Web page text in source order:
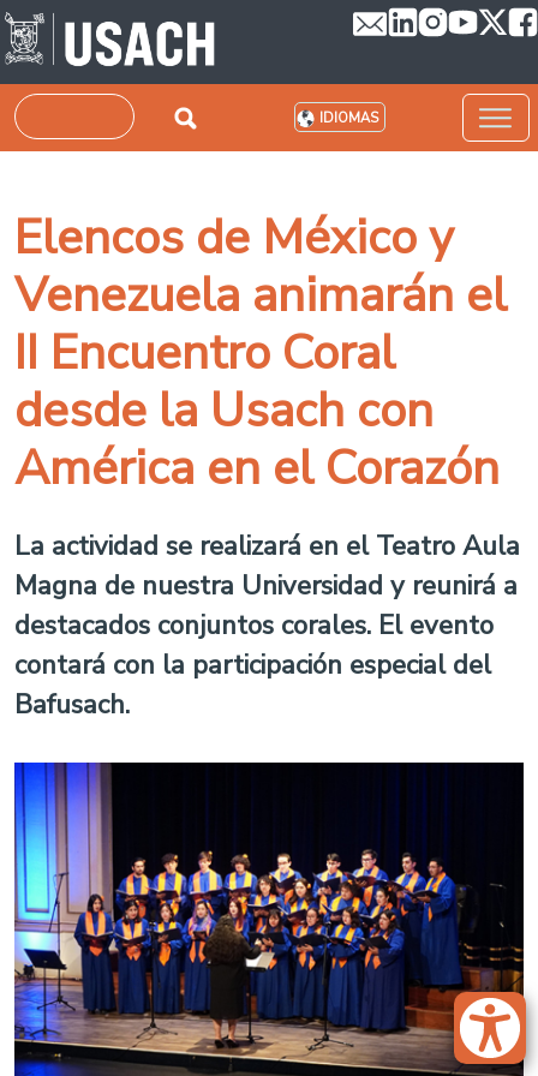
Pasar al contenido principal
Buscar IDIOMAS
Elencos de México y
Venezuela animarán el
II Encuentro Coral
desde la Usach con
América en el Corazón
La actividad se realizará en el Teatro Aula
Magna de nuestra Universidad y reunirá a
destacados conjuntos corales. El evento
contará con la participación especial del
Bafusach.